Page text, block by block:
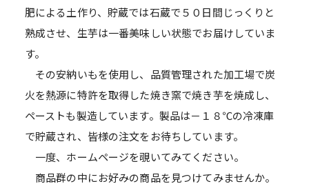
肥による土作り、貯蔵では石蔵で５０日間じっくりと
熟成させ、生芋は一番美味しい状態でお届けしていま
す。
その安納いもを使用し、品質管理された加工場で炭
火を熱源に特許を取得した焼き窯で焼き芋を焼成し、
ペーストも製造しています。製品は－１８℃の冷凍庫
で貯蔵され、皆様の注文をお待ちしています。
一度、ホームページを覗いてみてください。
商品群の中にお好みの商品を見つけてみませんか。